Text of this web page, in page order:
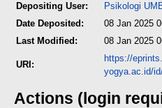
Depositing User:
Psikologi
Date Deposited:
08 Jan 2025
Last Modified:
08 Jan 2025
URI:
https://
yogya.ac.id/
Actions (login